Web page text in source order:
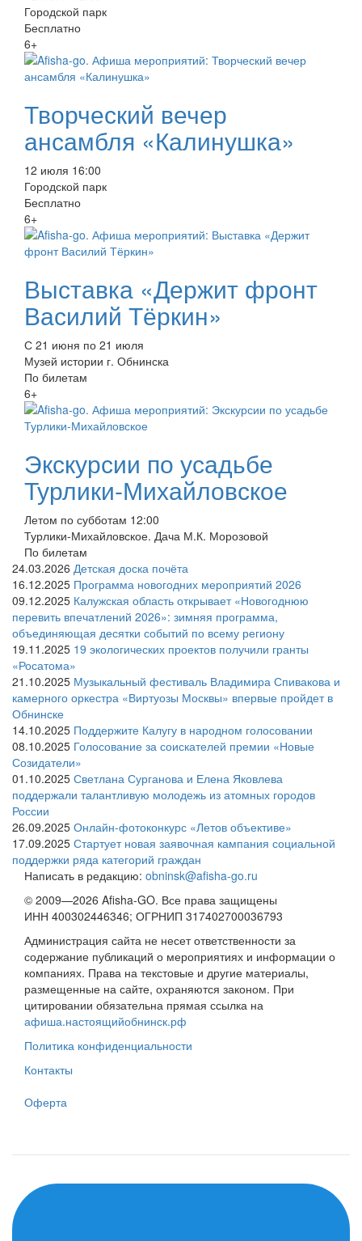
Городской парк
Бесплатно
6+
Творческий вечер
ансамбля «Калинушка»
12 июля 16:00
Городской парк
Бесплатно
6+
Выставка «Держит фронт
Василий Тёркин»
С 21 июня по 21 июля
Музей истории г. Обнинска
По билетам
6+
Экскурсии по усадьбе
Турлики-Михайловское
Летом по субботам 12:00
Турлики-Михайловское. Дача М.К. Морозовой
По билетам
24.03.2026 Детская доска почёта
16.12.2025 Программа новогодних мероприятий 2026
09.12.2025 Калужская область открывает «Новогоднюю
перевить впечатлений 2026»: зимняя программа,
объединяющая десятки событий по всему региону
19.11.2025 19 экологических проектов получили гранты
«Росатома»
21.10.2025 Музыкальный фестиваль Владимира Спивакова и
камерного оркестра «Виртуозы Москвы» впервые пройдет в
Обнинске
14.10.2025 Поддержите Калугу в народном голосовании
08.10.2025 Голосование за соискателей премии «Новые
Созидатели»
01.10.2025 Светлана Сурганова и Елена Яковлева
поддержали талантливую молодежь из атомных городов
России
26.09.2025 Онлайн-фотоконкурс «Летов объективе»
17.09.2025 Стартует новая заявочная кампания социальной
поддержки ряда категорий граждан
Написать в редакцию: obninsk@afisha-go.ru
© 2009—2026 Afisha-GO. Все права защищены
ИНН 400302446346; ОГРНИП 317402700036793
Администрация сайта не несет ответственности за
содержание публикаций о мероприятиях и информации о
компаниях. Права на текстовые и другие материалы,
размещенные на сайте, охраняются законом. При
цитировании обязательна прямая ссылка на
афиша.настоящийобнинск.рф
Политика конфиденциальности
Контакты
Оферта